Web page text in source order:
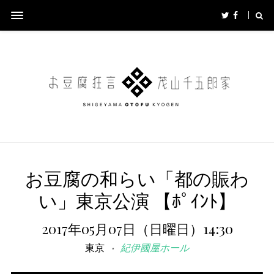
お豆腐の和らい「都の賑わ
い」東京公演 【ﾎﾟｲﾝﾄ】
2017年05月07日（日曜日）14:30
東京 紀伊國屋ホール